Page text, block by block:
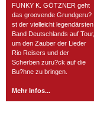
FUNKY K. GÖTZNER geht
das groovende Grundgeru?
st der vielleicht legendärsten
Band Deutschlands auf Tour,
um den Zauber der Lieder
Rio Reisers und der
Scherben zuru?ck auf die
Bu?hne zu bringen.
Mehr Infos...